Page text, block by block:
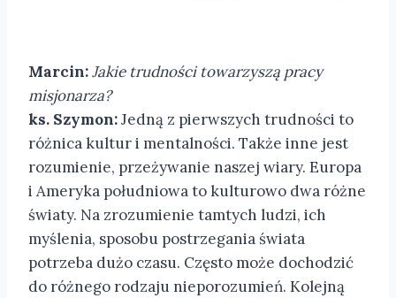
Marcin:Jakie trudności towarzyszą pracy
misjonarza?
ks. Szymon:Jedną z pierwszych trudności to
różnica kultur i mentalności. Także inne jest
rozumienie, przeżywanie naszej wiary. Europa
i Ameryka południowa to kulturowo dwa różne
światy. Na zrozumienie tamtych ludzi, ich
myślenia, sposobu postrzegania świata
potrzeba dużo czasu. Często może dochodzić
do różnego rodzaju nieporozumień. Kolejną